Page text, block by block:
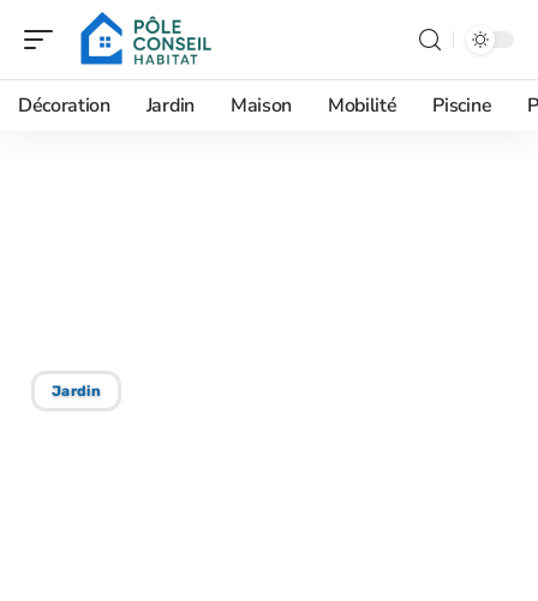
Décoration Jardin Maison Mobilité Piscine
Jardin